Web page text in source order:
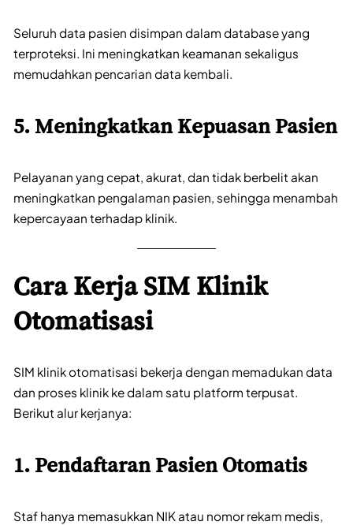
Seluruh data pasien disimpan dalam database yang
terproteksi. Ini meningkatkan keamanan sekaligus
memudahkan pencarian data kembali.
5. Meningkatkan Kepuasan Pasien
Pelayanan yang cepat, akurat, dan tidak berbelit akan
meningkatkan pengalaman pasien, sehingga menambah
kepercayaan terhadap klinik.
Cara Kerja SIM Klinik
Otomatisasi
SIM klinik otomatisasi bekerja dengan memadukan data
dan proses klinik ke dalam satu platform terpusat.
Berikut alur kerjanya:
1. Pendaftaran Pasien Otomatis
Staf hanya memasukkan NIK atau nomor rekam medis,